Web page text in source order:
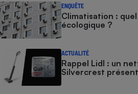
ENQUÊTE
Climatisation :
écologique ?
ACTUALITÉ
Rappel Lidl : un
Silvercrest